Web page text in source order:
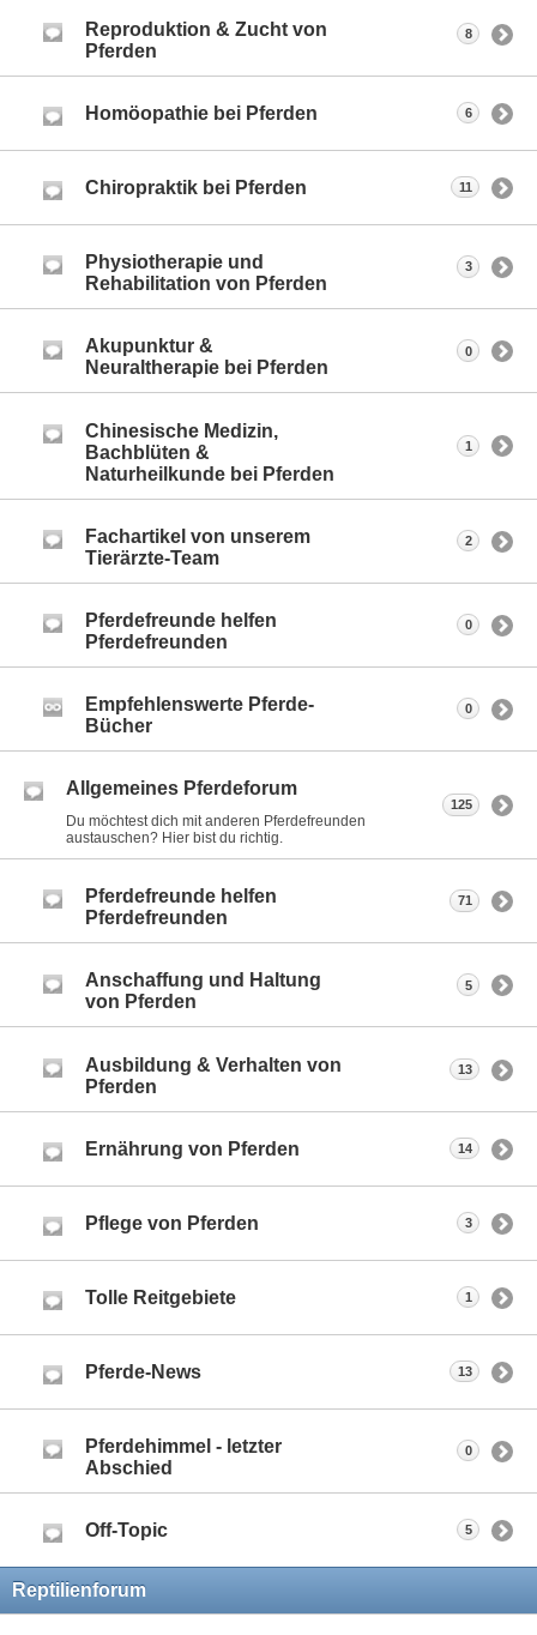
Reproduktion & Zucht von
Pferden
8
Homöopathie bei Pferden 6
Chiropraktik bei Pferden 11
Physiotherapie und
Rehabilitation von Pferden
3
Akupunktur &
Neuraltherapie bei Pferden
0
Chinesische Medizin,
Bachblüten &
Naturheilkunde bei Pferden
1
Fachartikel von unserem
Tierärzte-Team
2
Pferdefreunde helfen
Pferdefreunden
0
Empfehlenswerte Pferde-
Bücher
0
Allgemeines Pferdeforum
Du möchtest dich mit anderen Pferdefreunden
austauschen? Hier bist du richtig.
125
Pferdefreunde helfen
Pferdefreunden
71
Anschaffung und Haltung
von Pferden
5
Ausbildung & Verhalten von
Pferden
13
Ernährung von Pferden 14
Pflege von Pferden 3
Tolle Reitgebiete 1
Pferde-News 13
Pferdehimmel - letzter
Abschied
0
Off-Topic 5
Reptilienforum